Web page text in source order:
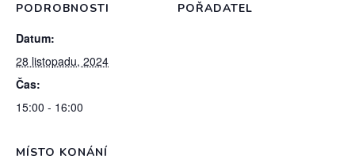
PODROBNOSTI
Datum:
28 listopadu, 2024
Čas:
15:00 - 16:00
POŘADATEL
MÍSTO KONÁNÍ